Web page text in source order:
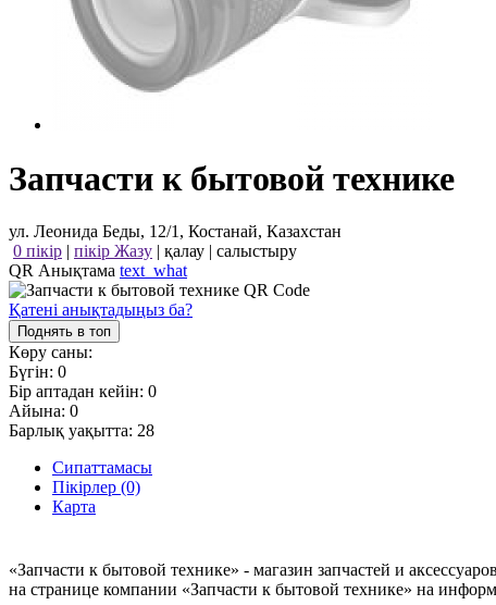
Запчасти к бытовой технике
ул. Леонида Беды, 12/1, Костанай, Казахстан
0 пікір | пікір Жазу | қалау | салыстыру
QR Анықтама text_what
Қатені анықтадыңыз ба?
Поднять в топ
Көру саны:
Бүгін: 0
Бір аптадан кейін: 0
Айына: 0
Барлық уақытта: 28
Сипаттамасы
Пікірлер (0)
Карта
«Запчасти к бытовой технике» - магазин запчастей и
на странице компании «Запчасти к бытовой технике» на